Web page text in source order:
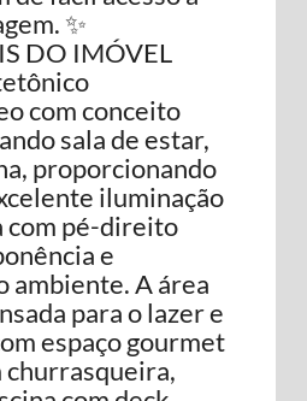
✨
DO IMÓVEL
com conceito
sala de estar,
proporcionando
iluminação
com pé-direito
e
ambiente. A área
para o lazer e
espaço gourmet